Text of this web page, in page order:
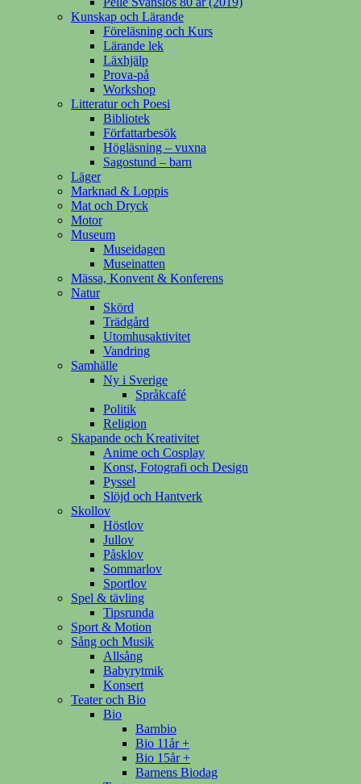
Kunskap och Lärande
Föreläsning och Kurs
Lärande lek
Läxhjälp
Prova-på
Workshop
Litteratur och Poesi
Bibliotek
Författarbesök
Högläsning – vuxna
Sagostund – barn
Läger
Marknad & Loppis
Mat och Dryck
Motor
Museum
Museidagen
Museinatten
Mässa, Konvent & Konferens
Natur
Skörd
Trädgård
Utomhusaktivitet
Vandring
Samhälle
Ny i Sverige
Språkcafé
Politik
Religion
Skapande och Kreativitet
Anime och Cosplay
Konst, Fotografi och Design
Pyssel
Slöjd och Hantverk
Skollov
Höstlov
Jullov
Påsklov
Sommarlov
Sportlov
Spel & tävling
Tipsrunda
Sport & Motion
Sång och Musik
Allsång
Babyrytmik
Konsert
Teater och Bio
Bio
Barnbio
Bio 11år +
Bio 15år +
Barnens Biodag